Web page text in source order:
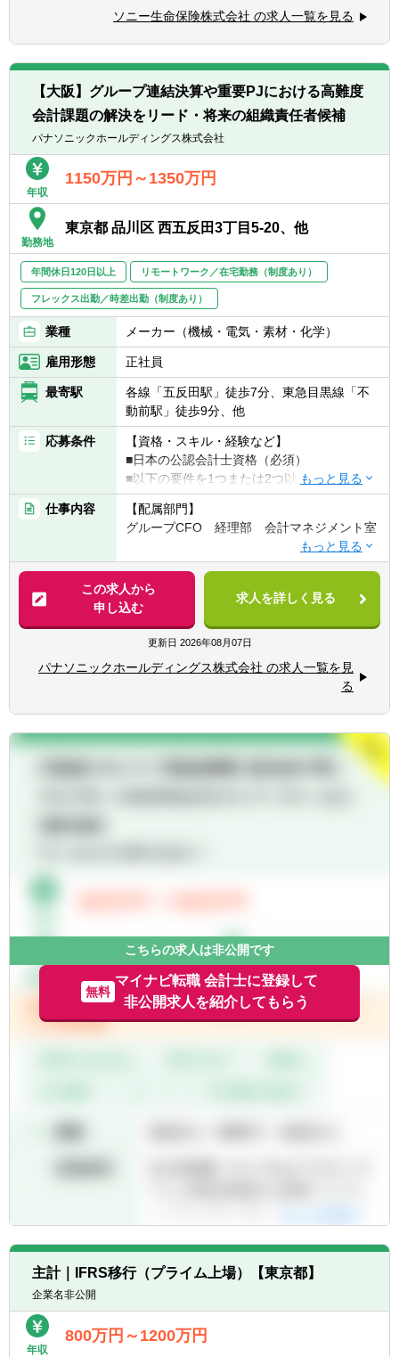
お可
◆IFRS導入に関する業務経験あればなお可
◆経理システムの導入や子会社の設立・買収
等のプロジェクトにおける経理部門主担当経
験あればなお可
◆各種開示資料作成
◆税務申告業務
◆資産の自己査定 など
※将来的に会社の定める業務（出向含む）へ
変更されることがあります。
ソニー生命保険株式会社 の求人一覧を見る
【大阪】グループ連結決算や重要PJにおける高難度
会計課題の解決をリード・将来の組織責任者候補
パナソニックホールディングス株式会社
年収
1150万円～1350万円
勤務地
東京都 品川区 西五反田3丁目5-20、他
年間休日120日以上 リモートワーク／在宅勤務（制度あり）
フレックス出勤／時差出勤（制度あり）
業種 メーカー（機械・電気・素材・化学）
雇用形態 正社員
最寄駅
各線「五反田駅」徒歩7分、東急目黒線「不
動前駅」徒歩9分、他
応募条件
【資格・スキル・経験など】
■日本の公認会計士資格（必須）
■以下の要件を1つまたは2つ以上満たすこと
が望ましい
┗大手監査法人（BIG4）におけるマネージャ
ー相当以上の経験
┗上場会社（IFRS採用会社）本社における連
結決算責任者または高度会計分野での豊富な
経験
┗高い英語コミュニケーション能力
【人柄・コンピテンシー】
■高いコミュニケーション能力と積極性で、
■自己観照能力の高い方
仕事内容
【配属部門】
グループCFO 経理部 会計マネジメント室
【職務内容】
■会計マネジメント室のミッション
同社グループは事業会社制のもと多くの事業
をグローバルに展開しています。その中で、
上場会社として市場とのコミュニケーション
に不可欠なグループ連結決算・法定開示を担
う部門として、私たちの組織は、会計専門性
をフルに発揮して、会計ガバナンス（正しい
決算・正しい開示）を担保し、事業経営のお
役立ちに貢献していくことがミッションで
す。
■IFRS連結決算、グループ施策（M&A・再編
理、組織全体の業務効率化推進、グループ重
要会計論点対応（課題把握・解決策検討・監
査法人調整等）において中心的役割を担う
■将来の組織責任者候補としても期待
す。
■経営管理の実践として、単なる決算・会計
みを理解したうえでの最適な会計処理の検討
が求められるため、高い次元での会計専門性
この求人から
申し込む
求人を詳しく見る
更新日 2026年08月07日
パナソニックホールディングス株式会社 の求人一覧を見
る
こちらの求人は非公開です
無料
マイナビ転職 会計士に登録して
非公開求人を紹介してもらう
主計｜IFRS移行（プライム上場）【東京都】
企業名非公開
年収
800万円～1200万円